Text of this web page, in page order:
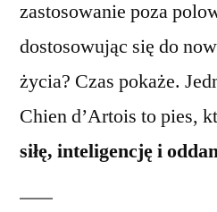
zastosowanie poza
dostosowując się do
życia? Czas pokaże.
Chien d’Artois to pies,
siłę, inteligencję i